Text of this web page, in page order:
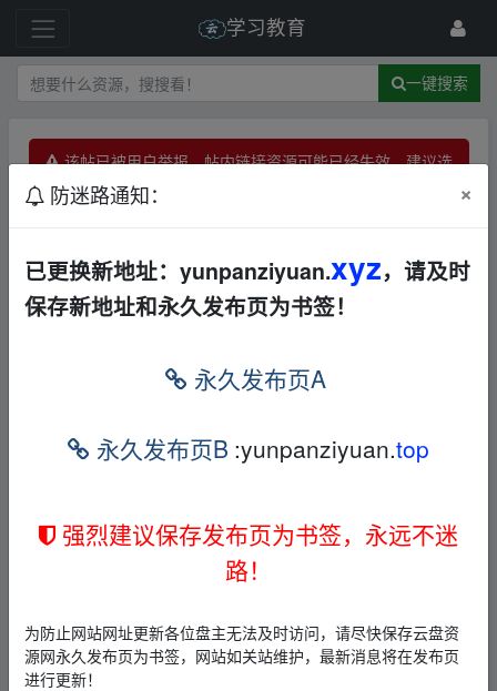
学习教育
一键搜索
该帖已被用户举报，帖内链接资源可能已经失效，建议选
择其他资源。(已被投诉：1 次)
细无比】 https://www.aliyundrive.co
m/s/BMiauqdqXTf
AL 音视频
王者荣耀23个热门英雄付费教学【详细无
https://www.aliyundrive.com/s/BMiauqdqXTf
fr▁om w、ww.y▁un_pan zi▂yu an.xy_z
免责声明
防迷路通知： ×
已更换新地址：yunpanziyuan.xyz，请及时
保存新地址和永久发布页为书签！
永久发布页A
永久发布页B :yunpanziyuan.top
强烈建议保存发布页为书签，永远不迷
路！
为防止网站网址更新各位盘主无法及时访问，请尽快保存云盘资
源网永久发布页为书签，网站如关站维护，最新消息将在发布页
进行更新！